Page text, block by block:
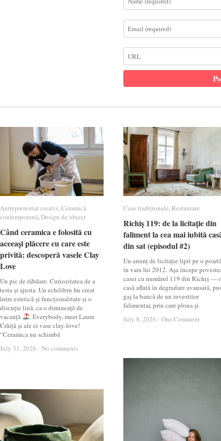
Antreprenoriat creativ,Ceramică
contemporană,Design de obiect
Când ceramica e folosită cu
aceeași plăcere cu care este
privită: descoperă vasele Clay
Love
Un pic de răbdare. Curiozitatea de a
testa și ajusta. Un echilibru fin creat
între estetică și funcționalitate și o
discuție lină, ca o dimineață de
vacanță
. Everybody, meet Laura
Crăiță și ale ei vase clay-love!
“Ceramica nu schimbă
July 31, 2026 / No comments
Antreprenoriat creativ Ceramică
contemporană Design de obiect
Când ceramica e folosită cu
aceeași plăcere cu care este
privită: descoperă vasele Clay
Love
July 31, 2026 / No comments
Case tradiționale,Restaurare
Richiș 119: de la licitație din
faliment la cea mai iubită
din sat (episodul #2)
Un anunț de licitație lipit pe o
în vara lui 2012. Așa începe
casei cu numărul 119 din Richiș —
casă aflată în degradare avansată,
gaj la bancă de un investitor
falimentar, prin care ploua și
July 8, 2026 / One Comment
Case tradiționale Restaurare
Richiș 119: de la licitație din
faliment la cea mai iubită
din sat (episodul #2)
July 8, 2026 / One Comment